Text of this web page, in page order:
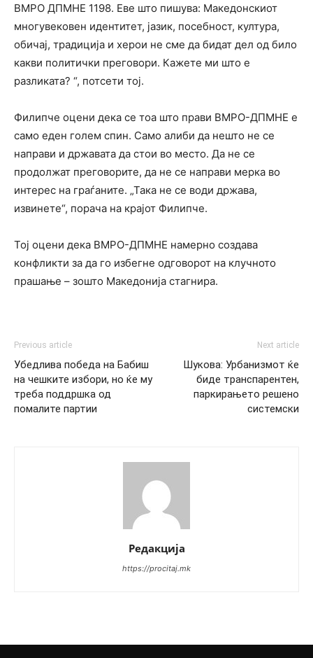
ВМРО ДПМНЕ 1198. Еве што пишува: Македонскиот
многувековен идентитет, јазик, посебност, култура,
обичај, традиција и херои не сме да бидат дел од било
какви политички преговори. Кажете ми што е
разликата? “, потсети тој.
Филипче оцени дека се тоа што прави ВМРО-ДПМНЕ е
само еден голем спин. Само алиби да нешто не се
направи и државата да стои во место. Да не се
продолжат преговорите, да не се направи мерка во
интерес на граѓаните. „Така не се води држава,
извинете“, порача на крајот Филипче.
Тој оцени дека ВМРО-ДПМНЕ намерно создава
конфликти за да го избегне одговорот на клучното
прашање – зошто Македонија стагнира.
Previous article
Убедлива победа на Бабиш
на чешките избори, но ќе му
треба поддршка од
помалите партии
Next article
Шукова: Урбанизмот ќе
биде транспарентен,
паркирањето решено
системски
Редакција
https://procitaj.mk